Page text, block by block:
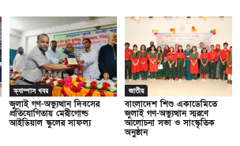
ক্যাম্পাস খবর
জুলাই গণ-অভ্যুত্থান দিবসের
প্রতিযোগিতায় মেরীগোল্ড
আইডিয়াল স্কুলের সাফল্য
জাতীয়
বাংলাদেশ শিশু একাডেমিতে
জুলাই গণ-অভ্যুত্থান স্মরণে
আলোচনা সভা ও সাংস্কৃতিক
অনুষ্ঠান